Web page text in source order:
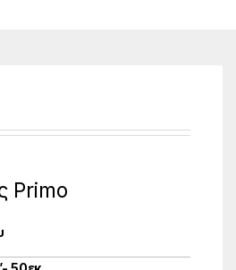
Primo